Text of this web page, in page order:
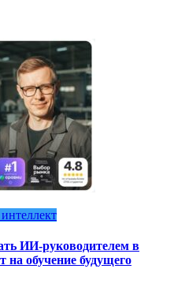
ИИ-руководителем в
на обучение будущего